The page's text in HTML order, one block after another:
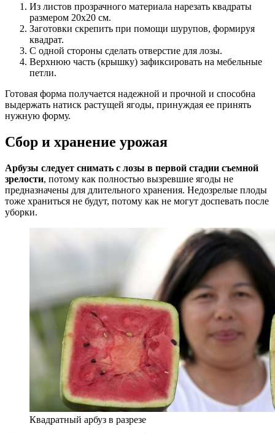
Из листов прозрачного материала нарезать квадраты
размером 20х20 см.
Заготовки скрепить при помощи шурупов, формируя
квадрат.
С одной стороны сделать отверстие для лозы.
Верхнюю часть (крышку) зафиксировать на мебельные
петли.
Готовая форма получается надежной и прочной и способна
выдержать натиск растущей ягоды, принуждая ее принять
нужную форму.
Сбор и хранение урожая
Арбузы следует снимать с лозы в первой стадии съемной
зрелости, потому как полностью вызревшие ягоды не
предназначены для длительного хранения. Недозрелые плоды
тоже храниться не будут, потому как не могут доспевать после
уборки.
Квадратный арбуз в разрезе